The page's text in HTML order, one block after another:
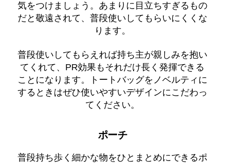
気をつけましょう。あまりに目立ちすぎるもの
だと敬遠されて、普段使いしてもらいにくくな
ります。
普段使いしてもらえれば持ち主が親しみを抱い
てくれて、PR効果もそれだけ長く発揮できる
ことになります。トートバッグをノベルティに
するときはぜひ使いやすいデザインにこだわっ
てください。
ポーチ
普段持ち歩く細かな物をひとまとめにできるポ